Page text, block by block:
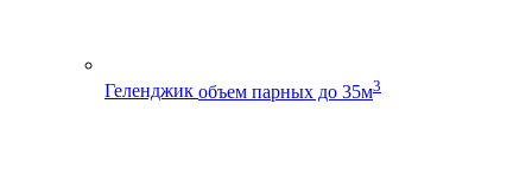
Геленджик объем парных до 35м3